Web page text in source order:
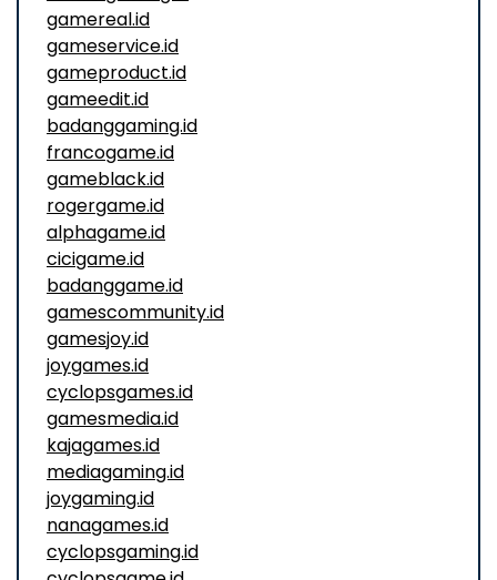
gamereal.id
gameservice.id
gameproduct.id
gameedit.id
badanggaming.id
francogame.id
gameblack.id
rogergame.id
alphagame.id
cicigame.id
badanggame.id
gamescommunity.id
gamesjoy.id
joygames.id
cyclopsgames.id
gamesmedia.id
kajagames.id
mediagaming.id
joygaming.id
nanagames.id
cyclopsgaming.id